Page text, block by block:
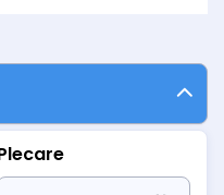
și în apropiere de Parcul
stațiunii Călimănești-
camere duble și
de 3 stele: